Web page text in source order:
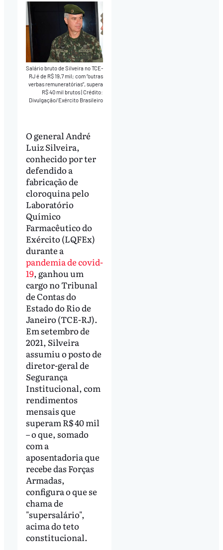
Salário bruto de Silveira no TCE-
RJ é de R$ 19,7 mil; com “outras
verbas remuneratórias”, supera
R$ 40 mil brutos|Crédito:
Divulgação/Exército Brasileiro
O general André
Luiz Silveira,
conhecido por ter
defendido a
fabricação de
cloroquina pelo
Laboratório
Químico
Farmacêutico do
Exército (LQFEx)
durante a
pandemia de covid-
19, ganhou um
cargo no Tribunal
de Contas do
Estado do Rio de
Janeiro (TCE-RJ).
Em setembro de
2021, Silveira
assumiu o posto de
diretor-geral de
Segurança
Institucional, com
rendimentos
mensais que
superam R$ 40 mil
– o que, somado
com a
aposentadoria que
recebe das Forças
Armadas,
configura o que se
chama de
"supersalário",
acima do teto
constitucional.